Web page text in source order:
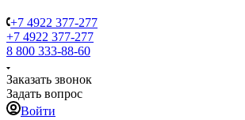
+7 4922 377-277
+7 4922 377-277
8 800 333-88-60
Заказать звонок
Задать вопрос
Войти